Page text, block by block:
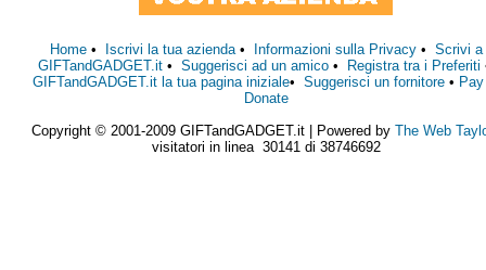
Home• Iscrivi la tua azienda• Informazioni sulla Privacy• Scrivi a
GIFTandGADGET.it• Suggerisci ad un amico• Registra tra i Preferiti
GIFTandGADGET.it la tua pagina iniziale• Suggerisci un fornitore •
Donate
Copyright © 2001-2009 GIFTandGADGET.it | Powered by The Web
visitatori in linea 30141 di 38746692